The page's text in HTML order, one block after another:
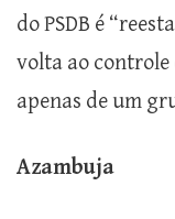
do PSDB é
volta ao controle
apenas de um
Azambuja